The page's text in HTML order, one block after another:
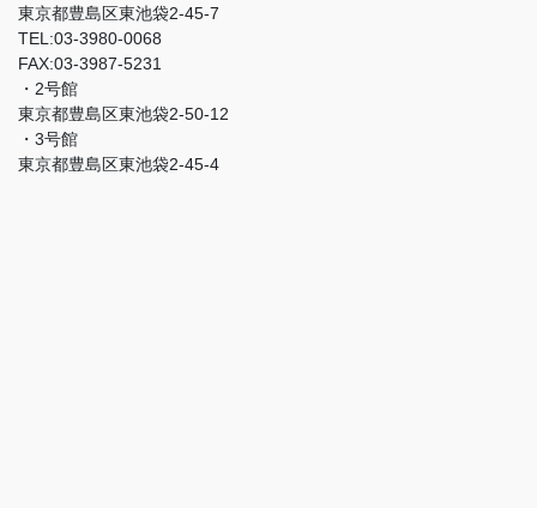
東京都豊島区東池袋2-45-7
TEL:03-3980-0068
FAX:03-3987-5231
・2号館
東京都豊島区東池袋2-50-12
・3号館
東京都豊島区東池袋2-45-4